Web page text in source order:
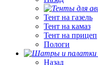
Тент на газель
Тент на камаз
Тент на прицеп
Пологи
Назад